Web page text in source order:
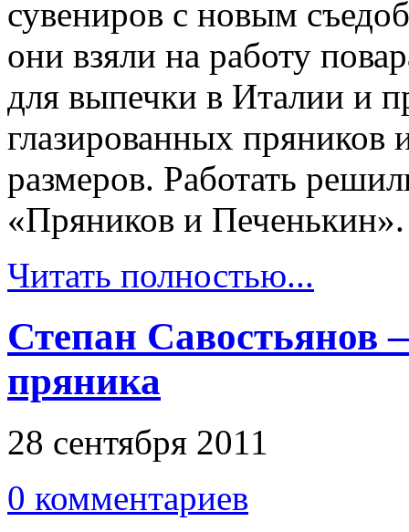
сувениров с новым
они взяли на работу
для выпечки в Италии и
глазированных
размеров. Работать
«Пряников и Печенькин».
Читать полностью...
Степан Савостьянов
пряника
28 сентября 2011
0 комментариев